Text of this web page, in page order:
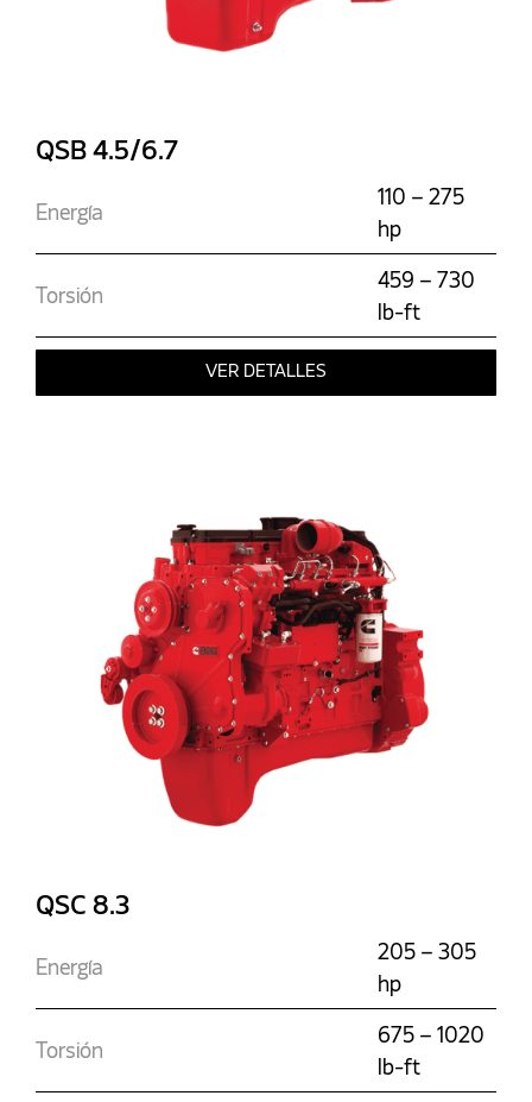
QSB 4.5/6.7
Energía
110 – 275
hp
Torsión
459 – 730
lb-ft
VER DETALLES
QSC 8.3
Energía
205 – 305
hp
Torsión
675 – 1020
lb-ft